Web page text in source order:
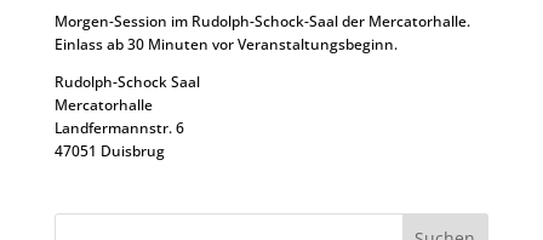
Morgen-Session im Rudolph-Schock-Saal der Mercatorhalle.
Einlass ab 30 Minuten vor Veranstaltungsbeginn.
Rudolph-Schock Saal
Mercatorhalle
Landfermannstr. 6
47051 Duisbrug